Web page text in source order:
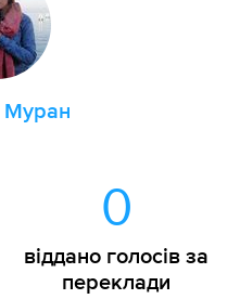
Муран
0
віддано голосів за
переклади